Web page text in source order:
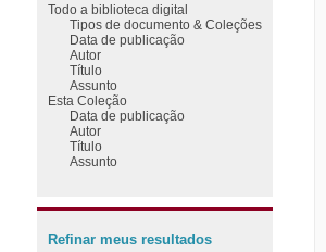
Todo a biblioteca digital
Tipos de documento & Coleções
Data de publicação
Autor
Título
Assunto
Esta Coleção
Data de publicação
Autor
Título
Assunto
Refinar meus resultados